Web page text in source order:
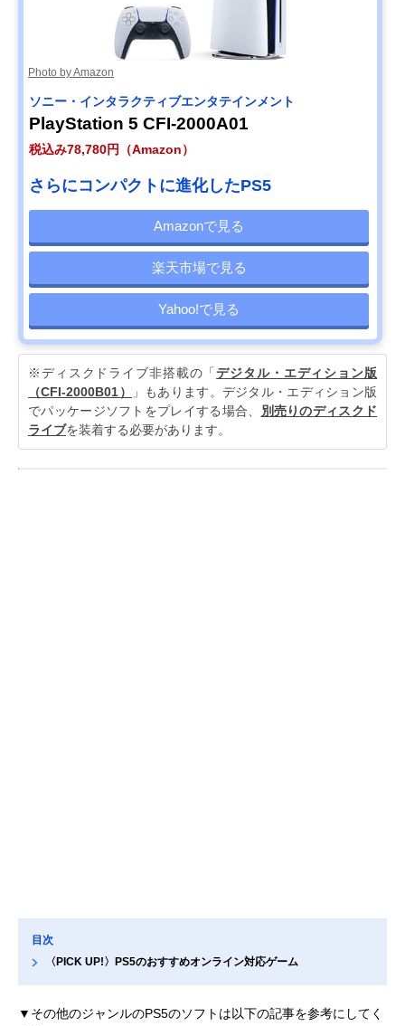
Photo by Amazon
ソニー・インタラクティブエンタテインメント
PlayStation 5 CFI-2000A01
税込み78,780円（Amazon）
さらにコンパクトに進化したPS5
Amazonで見る
楽天市場で見る
Yahoo!で見る
※ディスクドライブ非搭載の「デジタル・エディション版
（CFI-2000B01）
」もあります。デジタル・エディション版
でパッケージソフトをプレイする場合、 別売りのディスクド
ライブを装着する必要があります。
目次
〈PICK UP!〉PS5のおすすめオンライン対応ゲーム
▼その他のジャンルのPS5のソフトは以下の記事を参考にしてく